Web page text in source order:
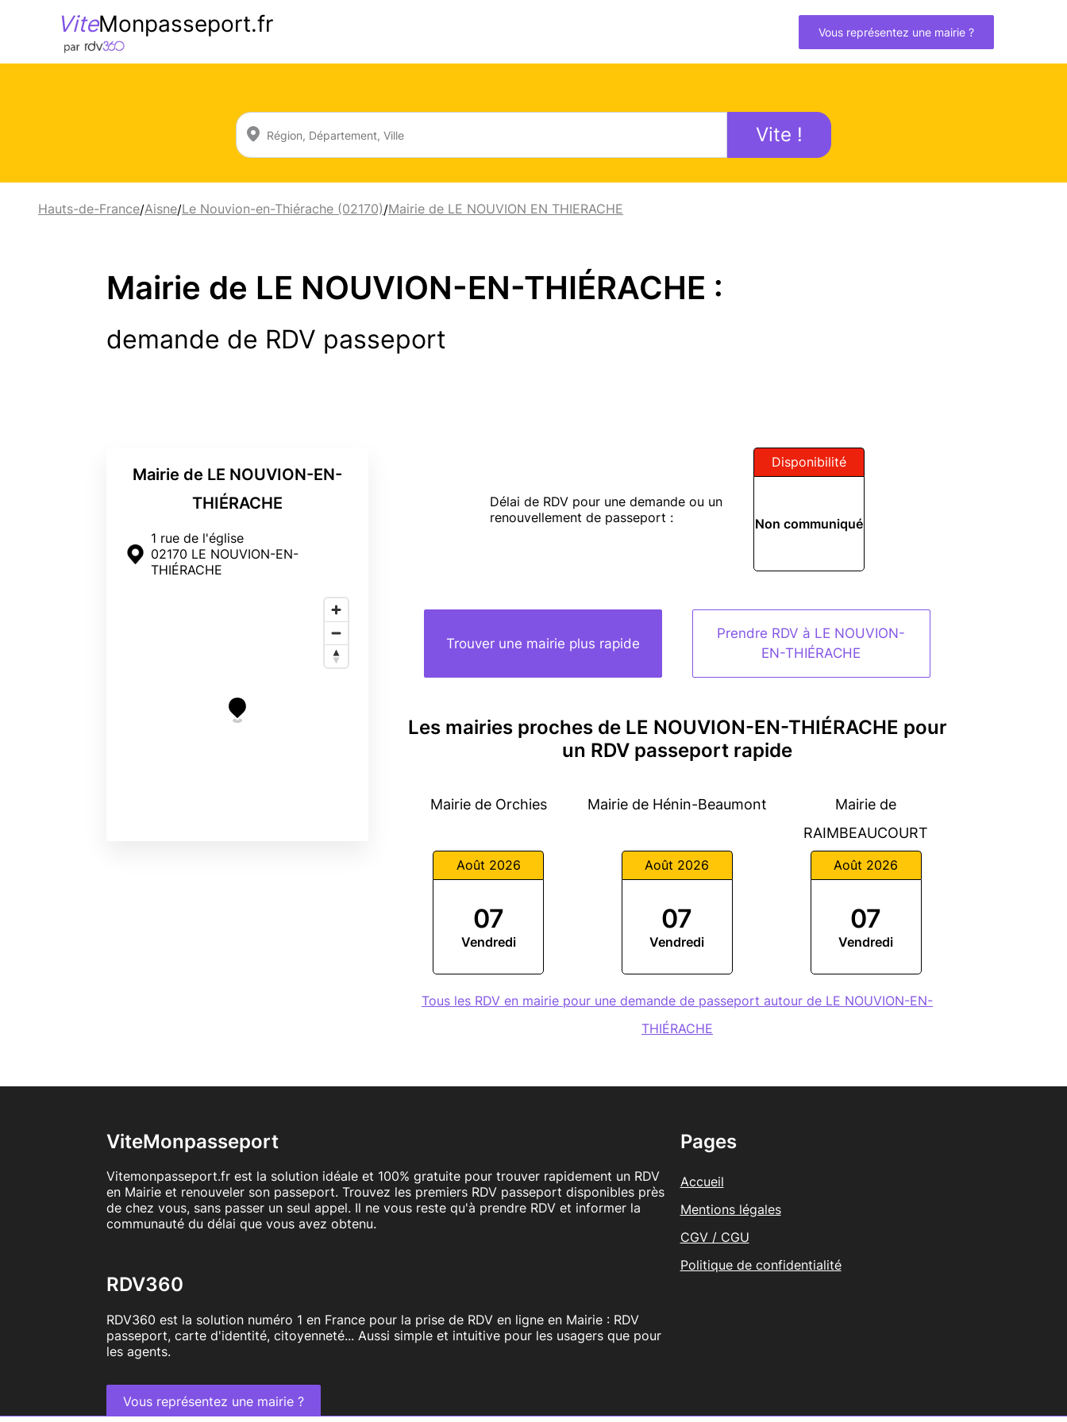
ViteMonpasseport.fr Vous représentez une mairie ?
Vite !
Hauts-de-France/Aisne/Le Nouvion-en-Thiérache (02170)/Mairie de LE NOUVION EN THIERACHE
Mairie de LE NOUVION-EN-THIÉRACHE :
demande de RDV passeport
Mairie de LE NOUVION-EN-
THIÉRACHE
1 rue de l'église
02170 LE NOUVION-EN-
THIÉRACHE
Délai de RDV pour une demande ou un
renouvellement de passeport :
Disponibilité
Non communiqué
Trouver une mairie plus rapide
Prendre RDV à LE NOUVION-
EN-THIÉRACHE
Les mairies proches de LE NOUVION-EN-THIÉRACHE pour
un RDV passeport rapide
Mairie de Orchies
Août 2026
07
Vendredi
Mairie de Hénin-Beaumont
Août 2026
07
Vendredi
Mairie de
RAIMBEAUCOURT
Août 2026
07
Vendredi
Tous les RDV en mairie pour une demande de passeport autour de LE NOUVION-EN-
THIÉRACHE
ViteMonpasseport
Vitemonpasseport.fr est la solution idéale et 100% gratuite pour trouver rapidement un RDV
en Mairie et renouveler son passeport. Trouvez les premiers RDV passeport disponibles près
de chez vous, sans passer un seul appel. Il ne vous reste qu'à prendre RDV et informer la
communauté du délai que vous avez obtenu.
RDV360
RDV360 est la solution numéro 1 en France pour la prise de RDV en ligne en Mairie : RDV
passeport, carte d'identité, citoyenneté... Aussi simple et intuitive pour les usagers que pour
les agents.
Pages
Accueil
Mentions légales
CGV / CGU
Politique de confidentialité
Vous représentez une mairie ?